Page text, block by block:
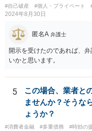
#自己破産 #個人・プライベート
2024年8月30日
匿名A 弁護士
開示を受けたのであれば、
いかと思います。
5
この場合、業者と
ませんか？そうな
ょうか？
#消費者金融 #多重債務 #時効の